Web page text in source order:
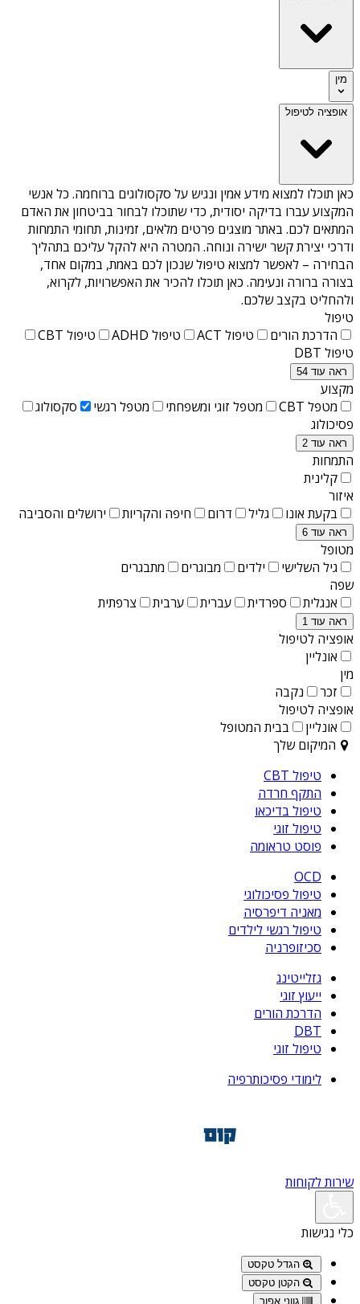
מין
אופציה לטיפול
כאן תוכלו למצוא מידע אמין ונגיש על סקסולוגים ברוחמה. כל אנשי
המקצוע עברו בדיקה יסודית, כדי שתוכלו לבחור בביטחון את האדם
המתאים לכם. באתר מוצגים פרטים מלאים, זמינות, תחומי התמחות
ודרכי יצירת קשר ישירה ונוחה. המטרה היא להקל עליכם בתהליך
הבחירה – לאפשר למצוא טיפול שנכון לכם באמת, במקום אחד,
בצורה ברורה ונעימה. כאן תוכלו להכיר את האפשרויות, לקרוא,
ולהחליט בקצב שלכם.
טיפול
הדרכת הורים
טיפול ACT טיפול ADHD
טיפול CBT
טיפול DBT
ראה עוד 54
מקצוע
מטפל CBT
מטפל זוגי ומשפחתי מטפל רגשי
סקסולוג
פסיכולוג
ראה עוד 2
התמחות
קלינית
איזור
בקעת אונו
גליל דרום חיפה והקריות ירושלים והסביבה
ראה עוד 6
מטופל
גיל השלישי
ילדים מבוגרים
מתבגרים
שפה
אנגלית
ספרדית עברית ערבית צרפתית
ראה עוד 1
אופציה לטיפול
אונליין
מין
זכר
נקבה
אופציה לטיפול
אונליין
בבית המטופל
המיקום שלך
טיפול CBT
התקף חרדה
טיפול בדיכאו
טיפול זוגי
פוסט טראומה
OCD
טיפול פסיכולוגי
מאניה דיפרסיה
טיפול רגשי לילדים
סכיזופרניה
גזלייטינג
ייעוץ זוגי
הדרכת הורים
DBT
טיפול זוגי
לימודי פסיכותרפיה
שירות לקוחות
כלי נגישות
הגדל טקסט
הקטן טקסט
גווני אפור